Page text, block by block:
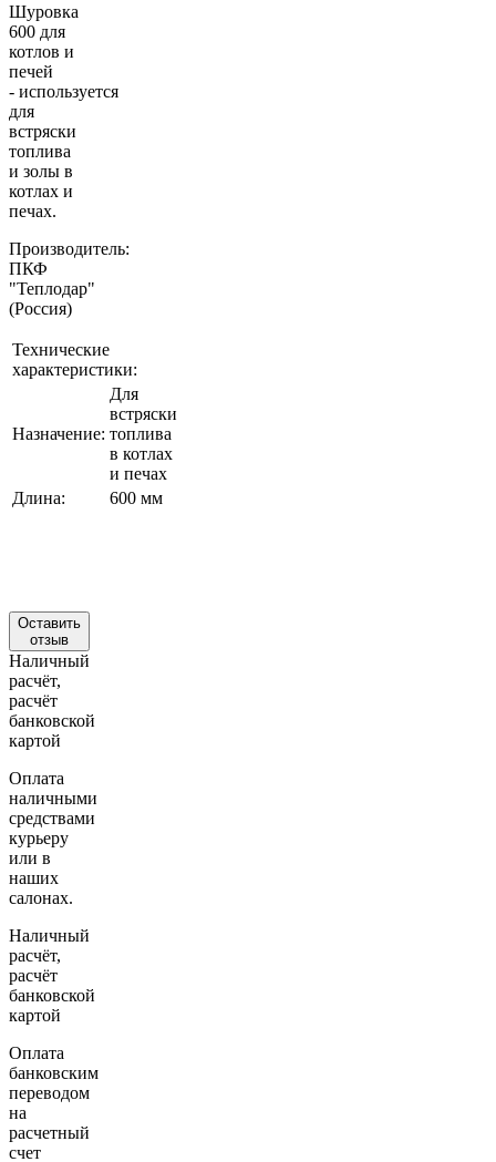
Шуровка
600 для
котлов и
печей
- используется
для
встряски
топлива
и золы в
котлах и
печах.
Производитель:
ПКФ
"Теплодар"
(Россия)
Технические
характеристики:
Назначение:
Для
встряски
топлива
в котлах
и печах
Длина:
600 мм
Оставить
отзыв
Наличный
расчёт,
расчёт
банковской
картой
Оплата
наличными
средствами
курьеру
или в
наших
салонах.
Наличный
расчёт,
расчёт
банковской
картой
Оплата
банковским
переводом
на
расчетный
счет